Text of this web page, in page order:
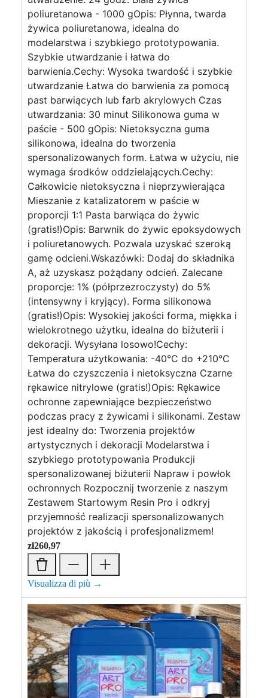
poliuretanowa - 1000 gOpis: Płynna, twarda
żywica poliuretanowa, idealna do
modelarstwa i szybkiego prototypowania.
Szybkie utwardzanie i łatwa do
barwienia.Cechy: Wysoka twardość i szybkie
utwardzanie Łatwa do barwienia za pomocą
past barwiących lub farb akrylowych Czas
utwardzania: 30 minut Silikonowa guma w
paście - 500 gOpis: Nietoksyczna guma
silikonowa, idealna do tworzenia
spersonalizowanych form. Łatwa w użyciu, nie
wymaga środków oddzielających.Cechy:
Całkowicie nietoksyczna i nieprzywierająca
Mieszanie z katalizatorem w paście w
proporcji 1:1 Pasta barwiąca do żywic
(gratis!)Opis: Barwnik do żywic epoksydowych
i poliuretanowych. Pozwala uzyskać szeroką
gamę odcieni.Wskazówki: Dodaj do składnika
A, aż uzyskasz pożądany odcień. Zalecane
proporcje: 1% (półprzezroczysty) do 5%
(intensywny i kryjący). Forma silikonowa
(gratis!)Opis: Wysokiej jakości forma, miękka i
wielokrotnego użytku, idealna do biżuterii i
dekoracji. Wysyłana losowo!Cechy:
Temperatura użytkowania: -40°C do +210°C
Łatwa do czyszczenia i nietoksyczna Czarne
rękawice nitrylowe (gratis!)Opis: Rękawice
ochronne zapewniające bezpieczeństwo
podczas pracy z żywicami i silikonami. Zestaw
jest idealny do: Tworzenia projektów
artystycznych i dekoracji Modelarstwa i
szybkiego prototypowania Produkcji
spersonalizowanej biżuterii Napraw i powłok
ochronnych Rozpocznij tworzenie z naszym
Zestawem Startowym Resin Pro i odkryj
przyjemność realizacji spersonalizowanych
projektów z jakością i profesjonalizmem!
zł260,97
Visualizza di più →